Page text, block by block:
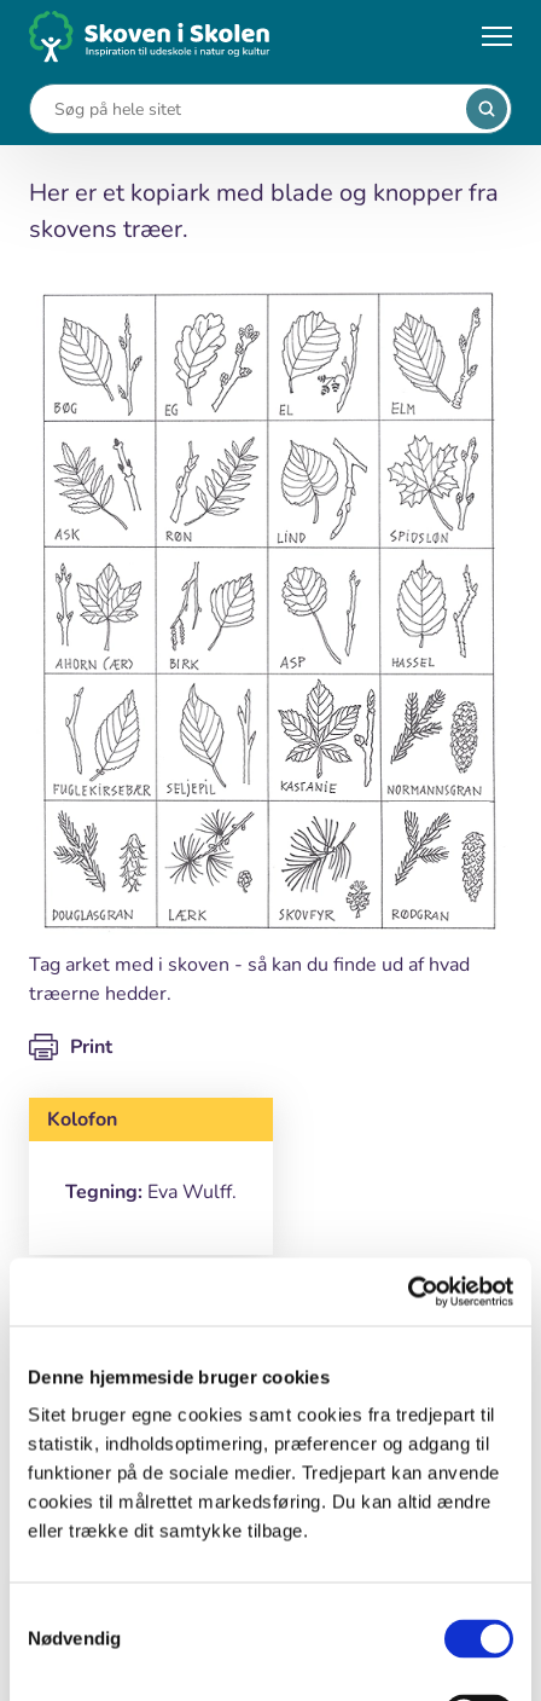
Denne hjemmeside bruger cookies
Sitet bruger egne cookies samt cookies fra tredjepart til
statistik, indholdsoptimering, præferencer og adgang til
funktioner på de sociale medier. Tredjepart kan anvende
cookies til målrettet markedsføring. Du kan altid ændre
eller trække dit samtykke tilbage.
Nødvendig
... Leksikon Blade og knopper
Blade og knopper
Her er et kopiark med blade og knopper fra
skovens træer.
Tag arket med i skoven - så kan du finde ud af hvad
træerne hedder.
Print
Kolofon
Tegning: Eva Wulff.
Læs også
Viser1ud af1